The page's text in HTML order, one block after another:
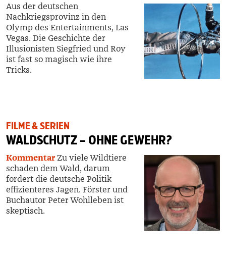
Aus der deutschen
Nachkriegsprovinz in den
Olymp des Entertainments, Las
Vegas. Die Geschichte der
Illusionisten Siegfried und Roy
ist fast so magisch wie ihre
Tricks.
FILME & SERIEN
WALDSCHUTZ – OHNE GEWEHR?
KommentarZu viele Wildtiere
schaden dem Wald, darum
fordert die deutsche Politik
effizienteres Jagen. Förster und
Buchautor Peter Wohlleben ist
skeptisch.